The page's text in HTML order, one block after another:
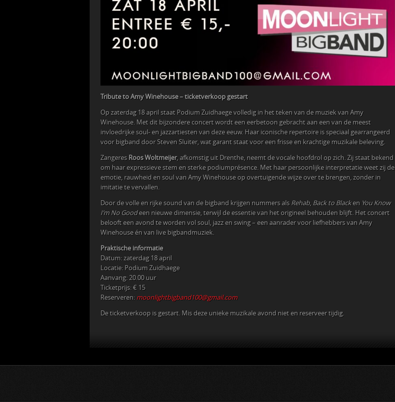
Tribute to Amy Winehouse – ticketverkoop gestart
Op zaterdag 18 april staat Podium Zuidhaege volledig in het teken van de muziek van Amy
Winehouse. Met dit bijzondere concert wordt een eerbetoon gebracht aan een van de meest
invloedrijke soul- en jazzartiesten van deze eeuw. Haar iconische repertoire is speciaal gearrangeerd
voor bigband door Steven Sluiter, wat garant staat voor een frisse en krachtige muzikale beleving.
Zangeres Roos Woltmeijer, afkomstig uit Drenthe, neemt de vocale hoofdrol op zich. Zij staat bekend
om haar expressieve stem en sterke podiumprésence. Met haar persoonlijke interpretatie weet zij de
emotie, rauwheid en soul van Amy Winehouse op overtuigende wijze over te brengen, zonder in
imitatie te vervallen.
Door de volle en rijke sound van de bigband krijgen nummers als Rehab, Back to Blacken You Know
I’m No Goodeen nieuwe dimensie, terwijl de essentie van het origineel behouden blijft. Het concert
belooft een avond te worden vol soul, jazz en swing – een aanrader voor liefhebbers van Amy
Winehouse én van live bigbandmuziek.
Praktische informatie
Datum: zaterdag 18 april
Locatie: Podium Zuidhaege
Aanvang: 20.00 uur
Ticketprijs: € 15
Reserveren: moonlightbigband100@gmail.com
De ticketverkoop is gestart. Mis deze unieke muzikale avond niet en reserveer tijdig.